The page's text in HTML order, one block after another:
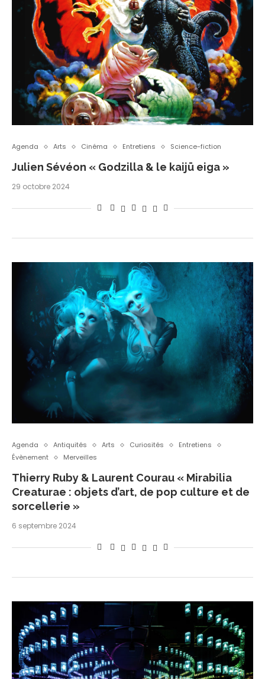
Agenda Arts Cinéma Entretiens Science-fiction
Julien Sévéon « Godzilla & le kaijū eiga »
29 octobre 2024
Agenda Antiquités Arts Curiosités
Entretiens
Évènement
Merveilles
Thierry Ruby & Laurent Courau « Mirabilia
Creaturae : objets d’art, de pop culture et de
sorcellerie »
6 septembre 2024